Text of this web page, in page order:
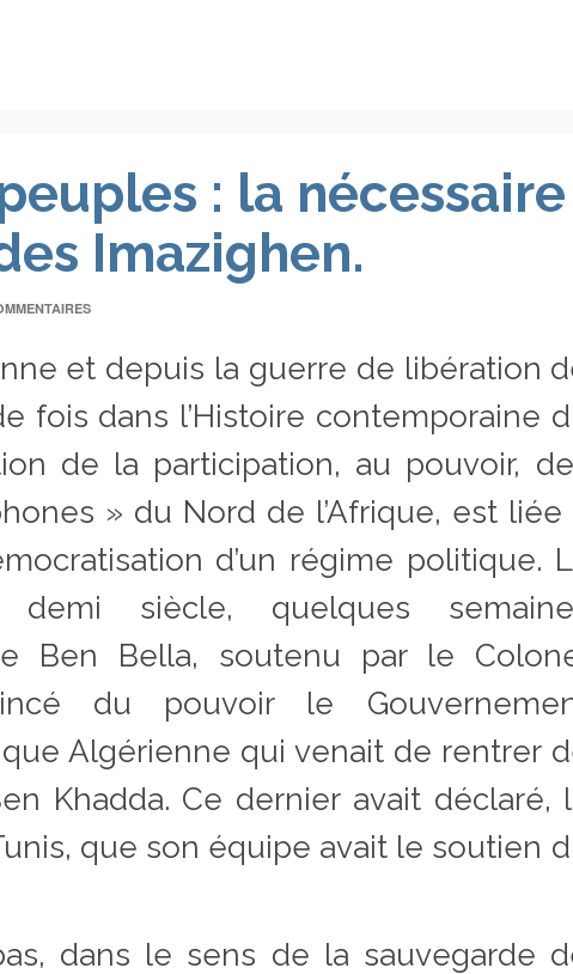
: la nécessaire
Imazighen.
et depuis la guerre de libération
fois dans l’Histoire contemporaine
de la participation, au pouvoir,
» du Nord de l’Afrique, est liée
d’un régime politique.
demi siècle, quelques
Ben Bella, soutenu par le
du pouvoir le
Algérienne qui venait de rentrer
Khadda. Ce dernier avait déclaré,
que son équipe avait le soutien
dans le sens de la sauvegarde